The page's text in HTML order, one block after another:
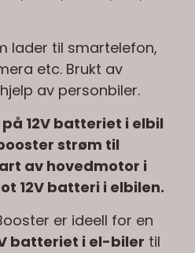
lader til smartelefon,
etc. Brukt av
av personbiler.
12V batteriet i elbil
strøm til
av hovedmotor i
12V batteri i elbilen.
er ideell for en
batteriet i el-biler til